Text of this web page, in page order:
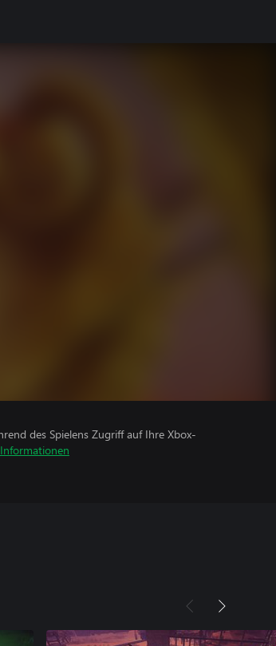
des Spielens Zugriff auf Ihre Xbox-